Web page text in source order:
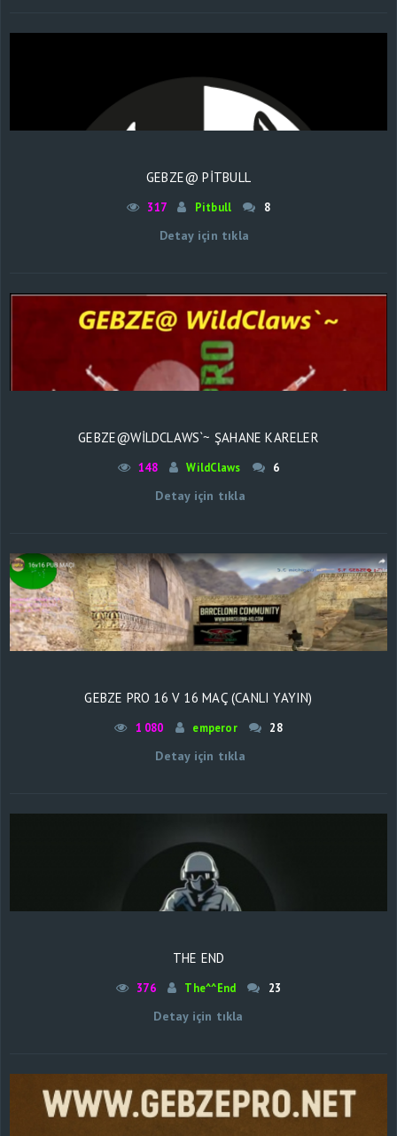
GEBZE@ PİTBULL
317 Pitbull 8
Detay için tıkla
GEBZE@WILDCLAWS`~ ŞAHANE KARELER
148 WildClaws 6
Detay için tıkla
GEBZE PRO 16 V 16 MAÇ (CANLI YAYIN)
1 080 emperor 28
Detay için tıkla
THE END
376 The^^End 23
Detay için tıkla